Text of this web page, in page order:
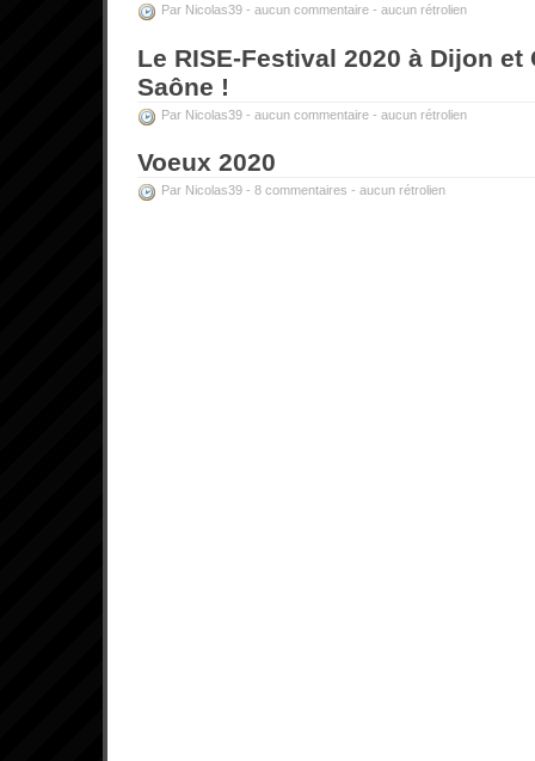
Par Nicolas39 - aucun commentaire - aucun rétrolien
Le RISE-Festival 2020 à Dijon et
Saône !
Par Nicolas39 - aucun commentaire - aucun rétrolien
Voeux 2020
Par Nicolas39 - 8 commentaires - aucun rétrolien